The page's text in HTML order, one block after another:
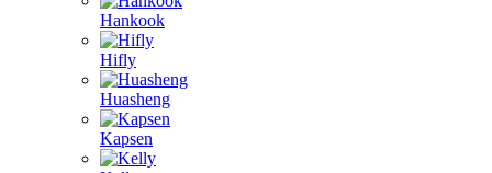
Hankook
Hifly
Huasheng
Kapsen